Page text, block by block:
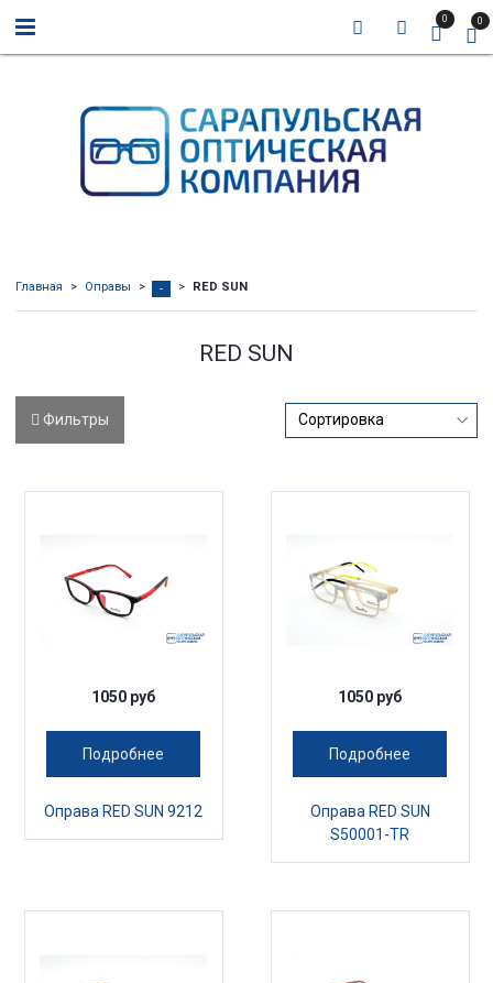
0 0
Главная Оправы - RED SUN
RED SUN
Фильтры
1050 руб
Подробнее
Оправа RED SUN 9212
1050 руб
Подробнее
Оправа RED SUN
S50001-TR